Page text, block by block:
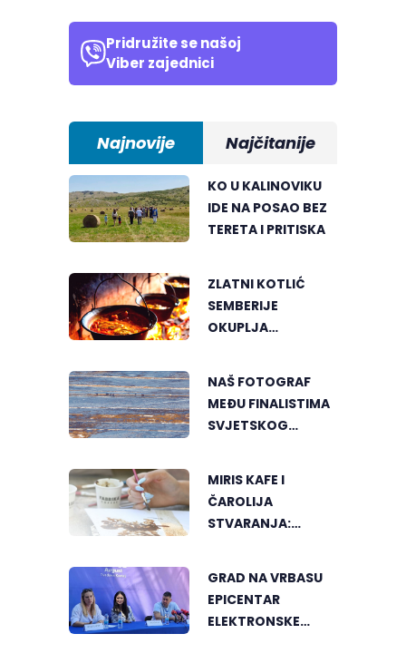
Pridružite se našoj
Viber zajednici
Najnovije Najčitanije
KO U KALINOVIKU
IDE NA POSAO BEZ
TERETA I PRITISKA
ZLATNI KOTLIĆ
SEMBERIJE
OKUPLJA
RIBLJEG PAPRIKAŠA
U DVOROVIMA
NAŠ FOTOGRAF
MEĐU FINALISTIMA
SVJETSKOG
FESTIVALA U
MONGOLIJI
MIRIS KAFE I
ČAROLIJA
STVARANJA:
BANJALUCI
GRAD NA VRBASU
EPICENTAR
ELEKTRONSKE